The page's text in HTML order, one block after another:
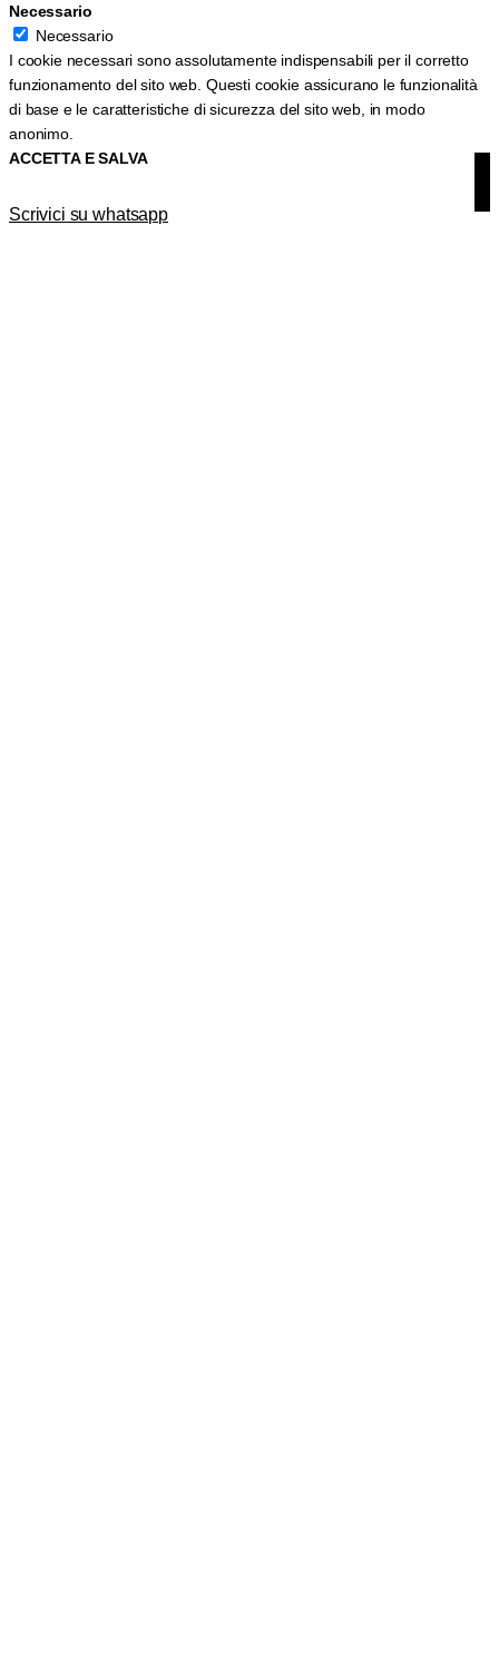
Necessario
Necessario
I cookie necessari sono assolutamente indispensabili per il corretto
funzionamento del sito web. Questi cookie assicurano le funzionalità
di base e le caratteristiche di sicurezza del sito web, in modo
anonimo.
ACCETTA E SALVA
Scrivici su whatsapp